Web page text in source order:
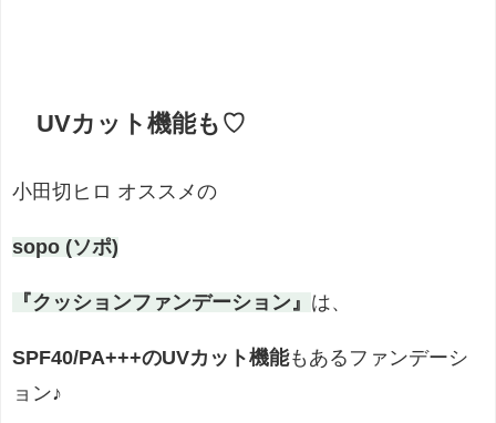
UVカット機能も♡
小田切ヒロ オススメの
sopo (ソポ)
『クッションファンデーション』 は、
SPF40/PA+++のUVカット機能もあるファンデーシ
ョン♪